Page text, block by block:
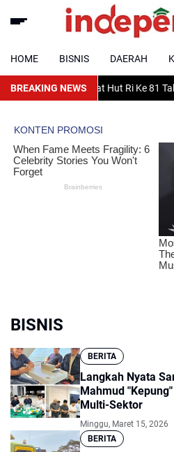
HOME BISNIS DAERAH
BREAKING NEWS
Selamat Hut Ri Ke 81 Tahun 2026
BISNIS
BERITA
Langkah Nyata
Mahmud
Multi-Sektor
Minggu, Maret 15, 2026
BERITA